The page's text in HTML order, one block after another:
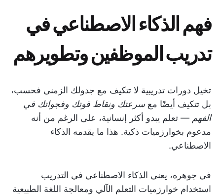
فهم الذكاء الاصطناعي في
تدريب الموظفين وتطويرهم
تخيل دورات تدريبية لا تتكيف مع جدولك الزمني فحسب،
بل تتكيف أيضًا مع سرعتك ونقاط قوتك وفجواتك في
الفهم — تعلم يبدو أكثر إنسانية، على الرغم من أنه
مدعوم بخوارزميات ذكية. هذا ما يقدمه الذكاء
الاصطناعي.
في جوهره، يعني الذكاء الاصطناعي في التدريب
استخدام خوارزميات التعلم الآلي ومعالجة اللغة الطبيعية